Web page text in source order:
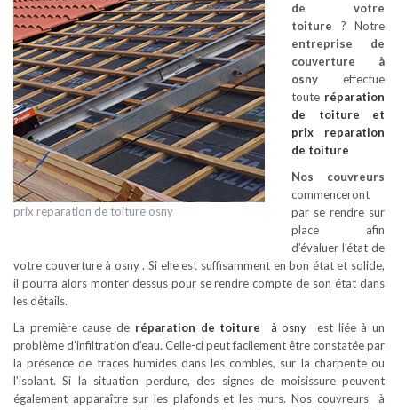
prix reparation de toiture osny
de votre
toiture ? Notre
entreprise de
couverture à
osny effectue
toute réparation
de toiture et
prix reparation
de toiture
Nos couvreurs
commenceront
par se rendre sur
place afin
d’évaluer l’état de
votre couverture à osny . Si elle est suffisamment en bon état et solide,
il pourra alors monter dessus pour se rendre compte de son état dans
les détails.
La première cause de réparation de toiture à osny est liée à un
problème d’infiltration d’eau. Celle-ci peut facilement être constatée par
la présence de traces humides dans les combles, sur la charpente ou
l’isolant. Si la situation perdure, des signes de moisissure peuvent
également apparaître sur les plafonds et les murs. Nos couvreurs à